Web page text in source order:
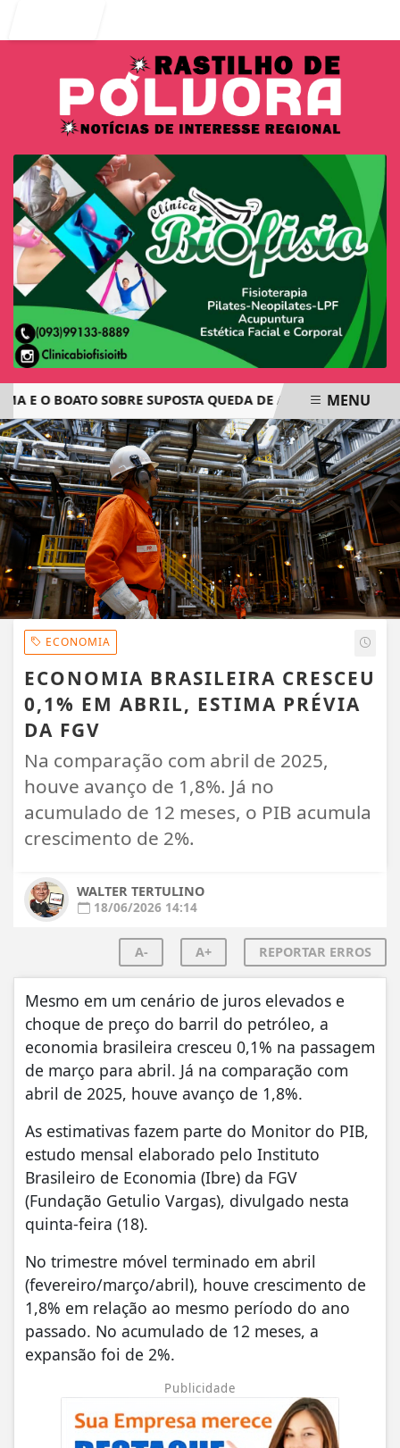
O BOATO SOBRE SUPOSTA QUEDA DE AVIÃO COM JOVENS
EM ALTA
MENU
ECONOMIA
ECONOMIA BRASILEIRA CRESCEU
0,1% EM ABRIL, ESTIMA PRÉVIA
DA FGV
Na comparação com abril de 2025,
houve avanço de 1,8%. Já no
acumulado de 12 meses, o PIB acumula
crescimento de 2%.
WALTER TERTULINO
18/06/2026 14:14
A- A+ REPORTAR ERROS
Mesmo em um cenário de juros elevados e
choque de preço do barril do petróleo, a
economia brasileira cresceu 0,1% na passagem
de março para abril. Já na comparação com
abril de 2025, houve avanço de 1,8%.
As estimativas fazem parte do Monitor do PIB,
estudo mensal elaborado pelo Instituto
Brasileiro de Economia (Ibre) da FGV
(Fundação Getulio Vargas), divulgado nesta
quinta-feira (18).
No trimestre móvel terminado em abril
(fevereiro/março/abril), houve crescimento de
1,8% em relação ao mesmo período do ano
passado. No acumulado de 12 meses, a
expansão foi de 2%.
Publicidade